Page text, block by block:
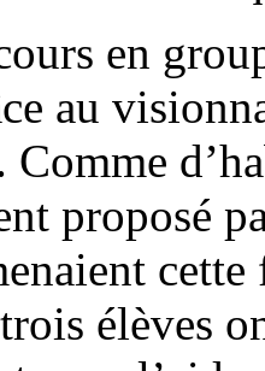
en
au
proposé
élèves